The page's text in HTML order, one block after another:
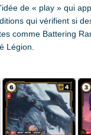
de « play » qui
qui vérifient si
comme Battering
Légion.